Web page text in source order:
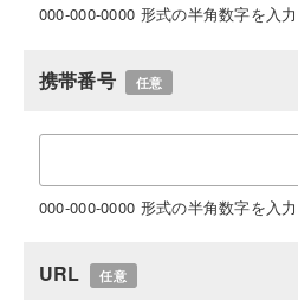
000-000-0000 形式の半角数字を入力
携帯番号 任意
000-000-0000 形式の半角数字を入力
URL 任意